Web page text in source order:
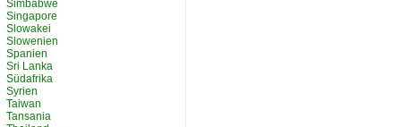
Simbabwe
Singapore
Slowakei
Slowenien
Spanien
Sri Lanka
Südafrika
Syrien
Taiwan
Tansania